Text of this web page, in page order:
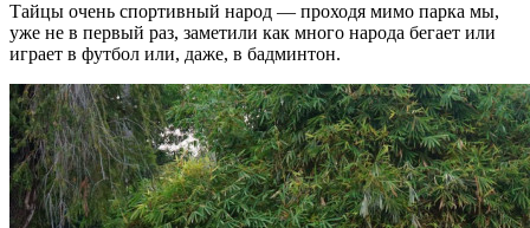
Тайцы очень спортивный народ — проходя мимо парка мы,
уже не в первый раз, заметили как много народа бегает или
играет в футбол или, даже, в бадминтон.